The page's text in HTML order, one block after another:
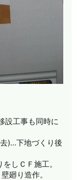
設工事も同時に
)…下地づくり後
しＣＦ施工。
廻り造作。